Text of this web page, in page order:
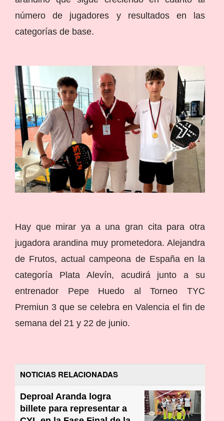
número de jugadores y resultados en las
categorías de base.
Hay que mirar ya a una gran cita para otra
jugadora arandina muy prometedora. Alejandra
de Frutos, actual campeona de España en la
categoría Plata Alevín, acudirá junto a su
entrenador Pepe Huedo al Torneo TYC
Premiun 3 que se celebra en Valencia el fin de
semana del 21 y 22 de junio.
NOTICIAS RELACIONADAS
Deproal Aranda logra
billete para representar a